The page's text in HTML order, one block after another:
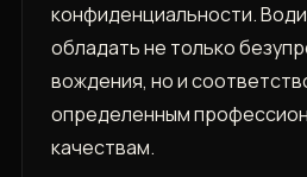
конфиденциальности.
обладать не только
вождения, но и
определенным
качествам.